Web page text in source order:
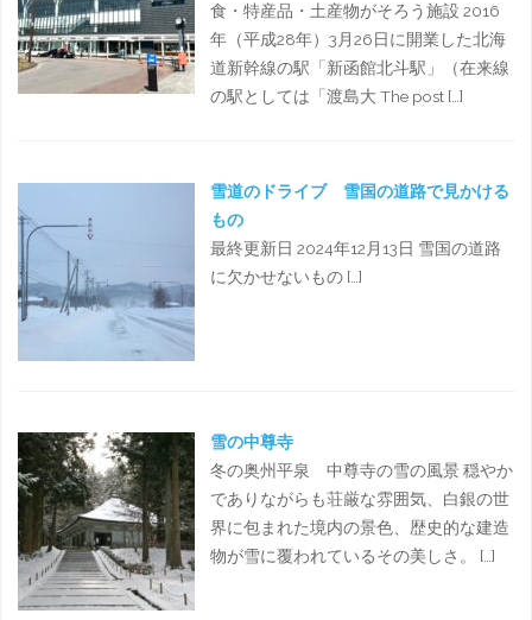
食・特産品・土産物がそろう施設 2016
年（平成28年）3月26日に開業した北海
道新幹線の駅「新函館北斗駅」（在来線
の駅としては「渡島大 The post […]
雪道のドライブ 雪国の道路で見かける
もの
最終更新日 2024年12月13日 雪国の道路
に欠かせないもの […]
雪の中尊寺
冬の奥州平泉 中尊寺の雪の風景 穏やか
でありながらも荘厳な雰囲気、白銀の世
界に包まれた境内の景色、歴史的な建造
物が雪に覆われているその美しさ。 […]